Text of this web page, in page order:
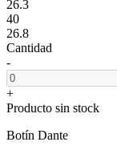
26.3
40
26.8
Cantidad
-
+
Producto sin stock
Botín Dante